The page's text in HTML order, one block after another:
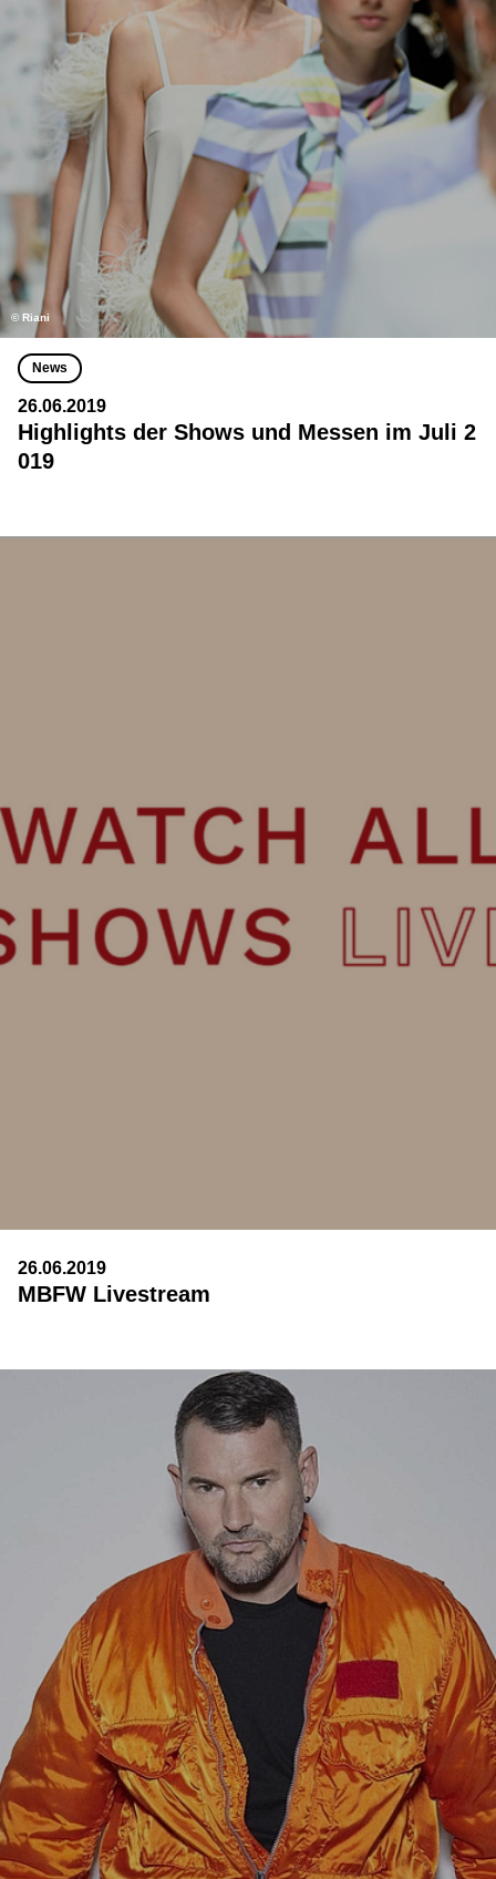
© Riani
News
26.06.2019
Highlights der Shows und Messen im Juli 2
019
26.06.2019
MBFW Livestream